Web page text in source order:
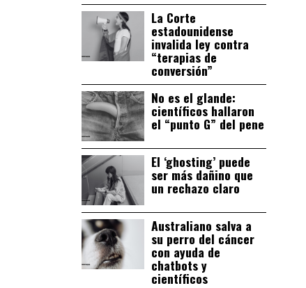
La Corte
estadounidense
invalida ley contra
“terapias de
conversión”
No es el glande:
científicos hallaron
el “punto G” del pene
El ‘ghosting’ puede
ser más dañino que
un rechazo claro
Australiano salva a
su perro del cáncer
con ayuda de
chatbots y
científicos